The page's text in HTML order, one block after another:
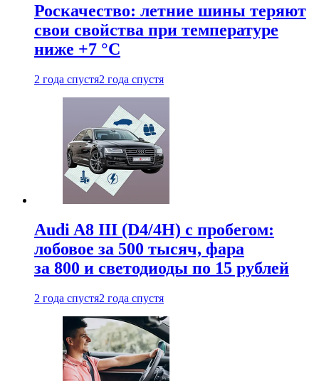
Роскачество: летние шины теряют
свои свойства при температуре
ниже +7 °C
2 года спустя2 года спустя
Audi A8 III (D4/4H) c пробегом:
лобовое за 500 тысяч, фара
за 800 и светодиоды по 15 рублей
2 года спустя2 года спустя